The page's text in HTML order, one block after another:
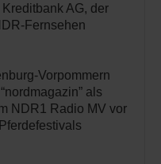
AG, der
Fernsehen
Vorpommern
als
NDR1 Radio MV vor